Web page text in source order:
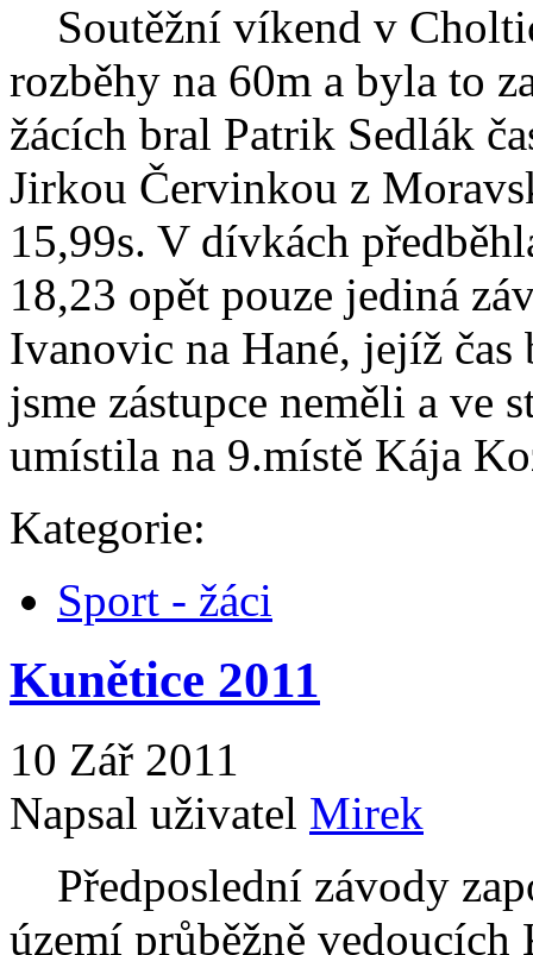
Soutěžní víkend v
rozběhy na 60m a byla to
žácích bral Patrik Sedlák
Jirkou Červinkou z
15,99s. V dívkách
18,23 opět pouze jediná
Ivanovic na Hané, jejíž čas
jsme zástupce neměli a ve
umístila na 9.místě Kája
Kategorie:
Sport - žáci
Kunětice 2011
10 Zář 2011
Napsal uživatel Mirek
Předposlední závody
území průběžně vedoucích